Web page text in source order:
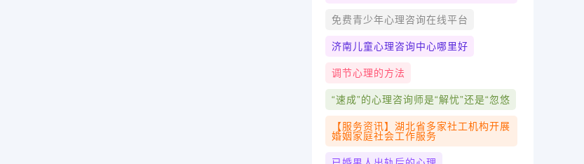
免费青少年心理咨询在线平台
济南儿童心理咨询中心哪里好
调节心理的方法
“速成”的心理咨询师是“解忧”还是“忽悠
【服务资讯】湖北省多家社工机构开展
婚姻家庭社会工作服务